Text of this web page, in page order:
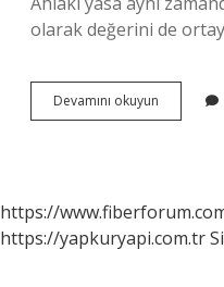
olarak değerini de
Devamını okuyun
Kuramı
https://
https://yapkuryapi.com.tr